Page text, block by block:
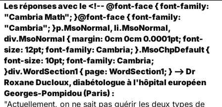
Les réponses avec le <!-- @font-face { font-family:
"Cambria Math"; }@font-face { font-family:
"Cambria"; }p.MsoNormal, li.MsoNormal,
div.MsoNormal { margin: 0cm 0cm 0.0001pt; font-
size: 12pt; font-family: Cambria; }.MsoChpDefault {
font-size: 10pt; font-family: Cambria;
}div.WordSection1 { page: WordSection1; } --> Dr
Roxane Ducloux, diabétologue à l'hôpital européen
Georges-Pompidou (Paris) :
"Actuellement, on ne sait pas guérir les deux types de